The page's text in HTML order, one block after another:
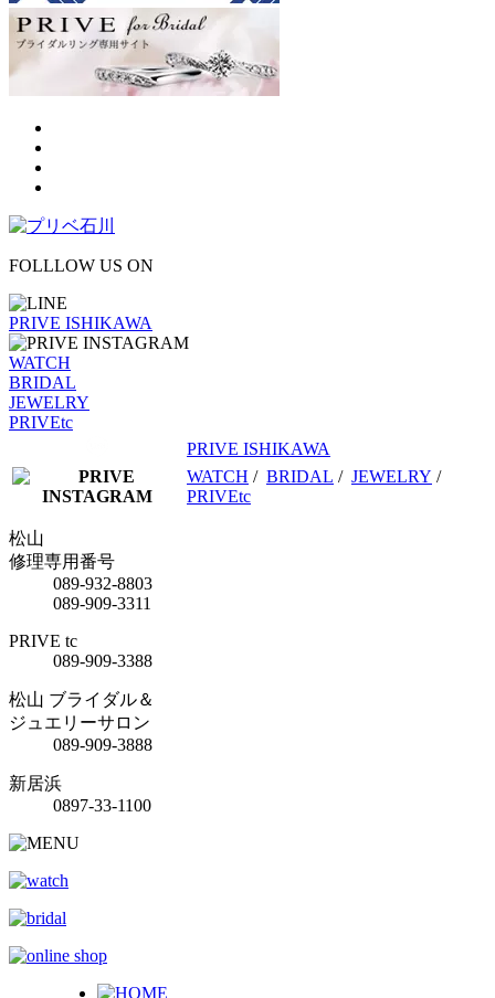
FOLLLOW US ON
PRIVE ISHIKAWA
WATCH
BRIDAL
JEWELRY
PRIVEtc
PRIVE ISHIKAWA
WATCH / BRIDAL / JEWELRY /
PRIVEtc
松山
修理専用番号
089-932-8803
089-909-3311
PRIVE tc
089-909-3388
松山 ブライダル＆
ジュエリーサロン
089-909-3888
新居浜
0897-33-1100